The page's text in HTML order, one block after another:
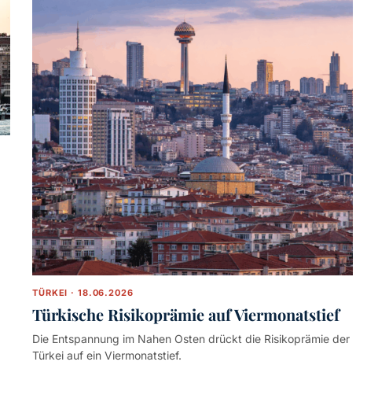
TÜRKEI · 18.06.2026
Türkische Risikoprämie auf Viermonatstief
Die Entspannung im Nahen Osten drückt die Risikoprämie der
Türkei auf ein Viermonatstief.